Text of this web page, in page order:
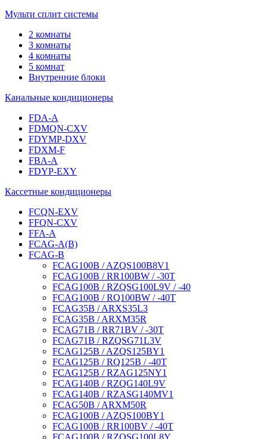
Мульти сплит системы
2 комнаты
3 комнаты
4 комнаты
5 комнат
Внутренние блоки
Канальные кондиционеры
FDA-A
FDMQN-CXV
FDYMP-DXV
FDXM-F
FBA-A
FDYP-EXY
Кассетные кондиционеры
FCQN-EXV
FFQN-CXV
FFA-A
FCAG-A(B)
FCAG-B
FCAG100B / AZQS100B8V1
FCAG100B / RR100BW / -30T
FCAG100B / RZQSG100L9V / -40
FCAG100B / RQ100BW / -40T
FCAG35B / ARXS35L3
FCAG35B / ARXM35R
FCAG71B / RR71BV / -30T
FCAG71B / RZQSG71L3V
FCAG125B / AZQS125BY1
FCAG125B / RQ125B / -40T
FCAG125B / RZAG125NY1
FCAG140B / RZQG140L9V
FCAG140B / RZASG140MV1
FCAG50B / ARXM50R
FCAG100B / AZQS100BY1
FCAG100B / RR100BV / -40T